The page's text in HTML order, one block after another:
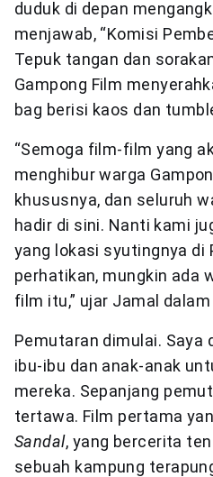
duduk di depan
menjawab, “Komisi
Tepuk tangan dan
Gampong Film
bag berisi kaos dan
“Semoga film-film yang
menghibur warga
khususnya, dan seluruh
hadir di sini. Nanti kami
yang lokasi syutingnya di
perhatikan, mungkin ada
film itu,” ujar Jamal
Pemutaran dimulai. Saya
ibu-ibu dan anak-anak
mereka. Sepanjang
tertawa. Film pertama
Sandal, yang bercerita
sebuah kampung